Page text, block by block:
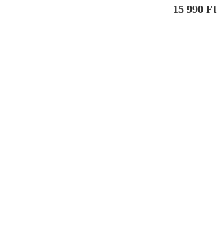
15 990 Ft